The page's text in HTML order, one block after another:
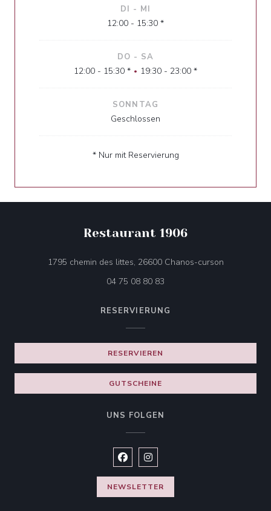
DI - MI
12:00 - 15:30 *
DO - SA
12:00 - 15:30 * • 19:30 - 23:00 *
SONNTAG
Geschlossen
* Nur mit Reservierung
Restaurant 1906
1795 chemin des littes, 26600 Chanos-curson((öffnet ein
04 75 08 80 83
RESERVIERUNG
RESERVIEREN
GUTSCHEINE
UNS FOLGEN
Facebook ((öffnet ein neues
Instagram ((öffnet ein neues
NEWSLETTER